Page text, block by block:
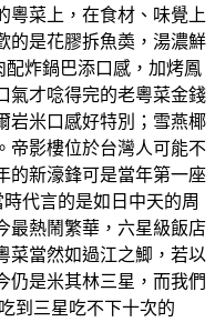
粵菜上，在食材、味覺上
的是花膠拆魚𡙡，湯濃鮮
炸鍋巴添口感，加烤鳳
氣才唸得完的老粵菜金錢
岩米口感好特別；雪燕椰
帝影樓位於台灣人可能不
的新濠鋒可是當年第一座
代言的是如日中天的周
最熱鬧繁華，六星級飯店
菜當然如過江之鯽，若以
仍是米其林三星，而我們
到三星吃不下十次的